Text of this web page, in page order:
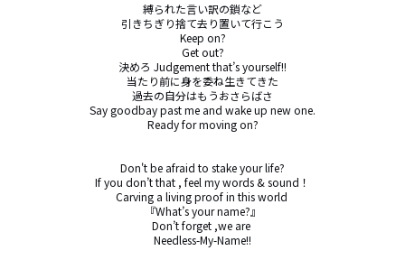
縛られた言い訳の鎖など
引きちぎり捨て去り置いて行こう
Keep on?
Get out?
決めろ Judgement that’s yourself!!
当たり前に身を委ね生きてきた
過去の自分はもうおさらばさ
Say goodbay past me and wake up new one.
Ready for moving on?
Don't be afraid to stake your life?
If you don’t that , feel my words & sound！
Carving a living proof in this world
『What’s your name?』
Don’t forget ,we are
Needless-My-Name!!